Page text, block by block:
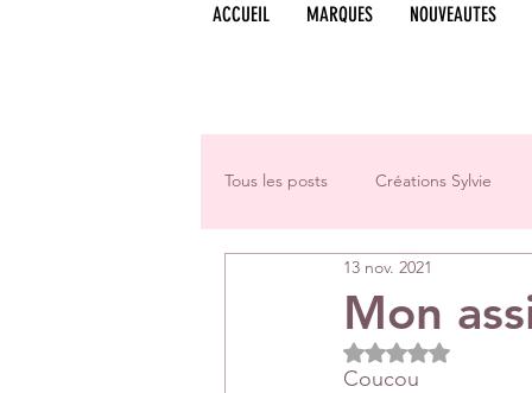
ACCUEIL MARQUES NOUVEAUTES
Tous les posts Créations Sylvie
Challenges groupe
Créations Les Papiers de Pandore
Mon
13 nov. 2021
Noté NaN étoiles
Coucou